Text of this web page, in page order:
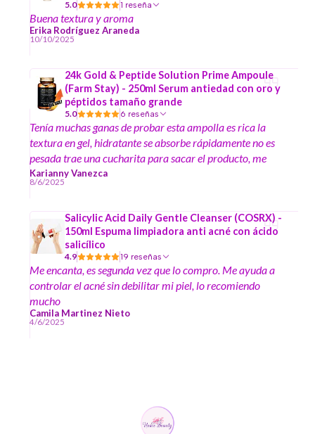
5.0 1 reseña
Buena textura y aroma
Erika Rodríguez Araneda
10/10/2025
24k Gold & Peptide Solution Prime Ampoule
(Farm Stay) - 250ml Serum antiedad con oro y
péptidos tamaño grande
5.0 6 reseñas
Tenía muchas ganas de probar esta ampolla es rica la
textura en gel, hidratante se absorbe rápidamente no es
pesada trae una cucharita para sacar el producto, me
encantó y el formato es grande
Karianny Vanezca
8/6/2025
Salicylic Acid Daily Gentle Cleanser (COSRX) -
150ml Espuma limpiadora anti acné con ácido
salicílico
4.9 19 reseñas
Me encanta, es segunda vez que lo compro. Me ayuda a
controlar el acné sin debilitar mi piel, lo recomiendo
mucho
Camila Martinez Nieto
4/6/2025